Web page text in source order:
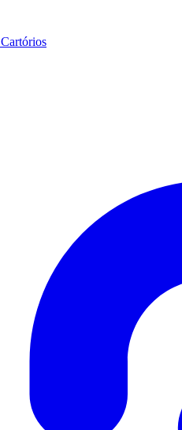
Cartórios